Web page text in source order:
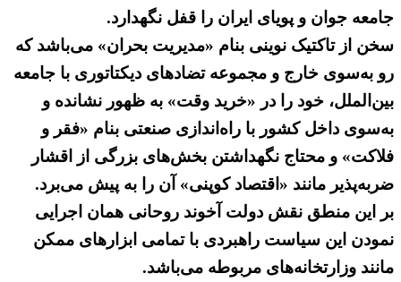
جامعه جوان و پویای ایران را قفل نگهدارد.
سخن از تاکتیک نوینی بنام «مدیریت بحران» می‌باشد که
رو به‌سوی خارج و مجموعه تضادهای دیکتاتوری با جامعه
بین‌الملل، خود را در «خرید وقت» به ظهور نشانده و
به‌سوی داخل کشور با راه‌اندازی صنعتی بنام «فقر و
فلاکت» و محتاج نگهداشتن بخش‌های بزرگی از اقشار
ضربه‌پذیر مانند «اقتصاد کوپنی» آن را به پیش می‌برد.
بر این منطق نقش دولت آخوند روحانی همان اجرایی
نمودن این سیاست راهبردی با تمامی ابزارهای ممکن
مانند وزارتخانه‌های مربوطه می‌باشد.